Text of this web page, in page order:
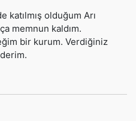
olduğum Arı
memnun kaldım.
bir kurum. Verdiğiniz